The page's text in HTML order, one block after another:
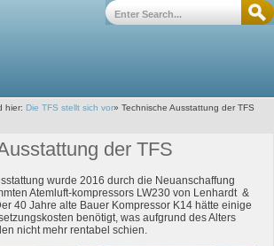
hier: Die TFS stellt sich vor»Technische Ausstattung der TFS
der TFS
wurde 2016 durch die Neuanschaffung
Atemluft-kompressors LW230 von Lenhardt &
40 Jahre alte Bauer Kompressor K14 hätte einige
benötigt, was aufgrund des Alters
nicht mehr rentabel schien.